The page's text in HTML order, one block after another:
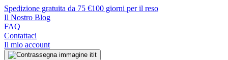
Spedizione gratuita da 75 €100 giorni per il reso
Il Nostro Blog
FAQ
Contattaci
Il mio account
it